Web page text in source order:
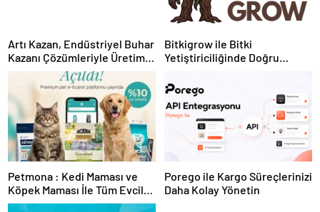
Artı Kazan, Endüstriyel Buhar
Kazanı Çözümleriyle Üretim
Tesislerine Verimli Sistemler
Sunuyor
Bitkigrow ile Bitki
Yetiştiriciliğinde Doğru
Petmona : Kedi Maması ve
Köpek Maması İle Tüm Evcil
Hayvan Ürünleri
Porego ile Kargo Süreçlerinizi
Daha Kolay Yönetin